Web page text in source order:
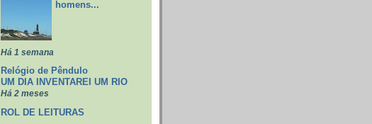
homens...
Há 1 semana
Relógio de Pêndulo
UM DIA INVENTAREI UM RIO
Há 2 meses
ROL DE LEITURAS